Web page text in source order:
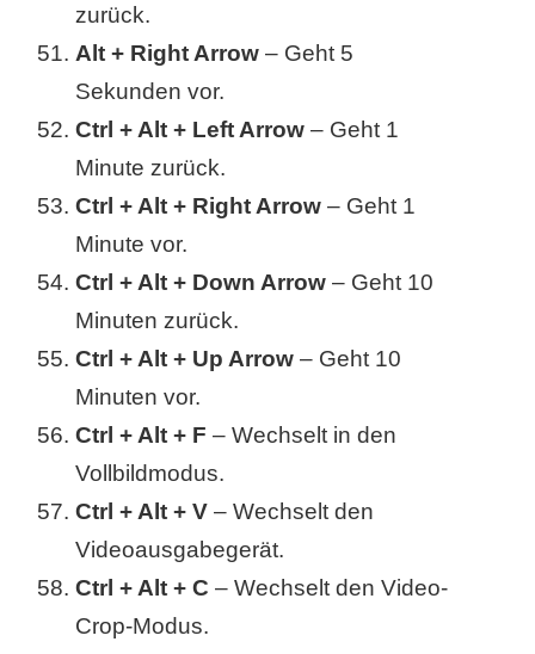
zurück.
Alt + Right Arrow – Geht 5
Sekunden vor.
Ctrl + Alt + Left Arrow – Geht 1
Minute zurück.
Ctrl + Alt + Right Arrow – Geht 1
Minute vor.
Ctrl + Alt + Down Arrow – Geht 10
Minuten zurück.
Ctrl + Alt + Up Arrow – Geht 10
Minuten vor.
Ctrl + Alt + F – Wechselt in den
Vollbildmodus.
Ctrl + Alt + V – Wechselt den
Videoausgabegerät.
Ctrl + Alt + C – Wechselt den Video-
Crop-Modus.